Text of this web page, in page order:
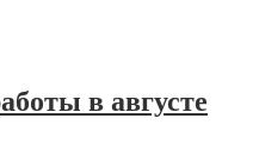
в августе